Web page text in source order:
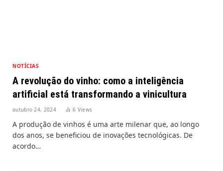
NOTÍCIAS
A revolução do vinho: como a inteligência
artificial está transformando a vinicultura
outubro 24, 2024 6 Views
A produção de vinhos é uma arte milenar que, ao longo
dos anos, se beneficiou de inovações tecnológicas. De
acordo…